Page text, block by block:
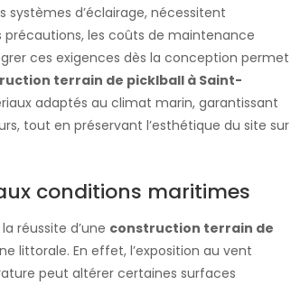
systèmes d’éclairage, nécessitent
les coûts de maintenance
ces exigences dès la conception permet
terrain de picklball à Saint-
adaptés au climat marin, garantissant
tout en préservant l’esthétique du site sur
conditions maritimes
réussite d’une construction terrain de
littorale. En effet, l’exposition au vent
peut altérer certaines surfaces